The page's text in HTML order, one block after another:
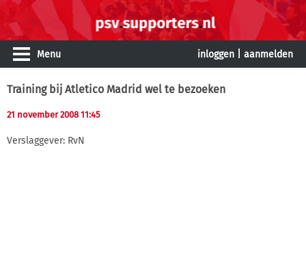
Menu inloggen aanmelden
Training bij Atletico Madrid wel te bezoeken
21 november 2008 11:45
Verslaggever: RvN